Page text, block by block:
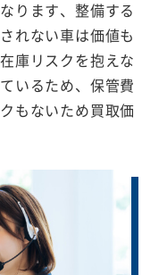
ります、整備する
れない車は価値も
庫リスクを抱えな
いるため、保管費
もないため買取価